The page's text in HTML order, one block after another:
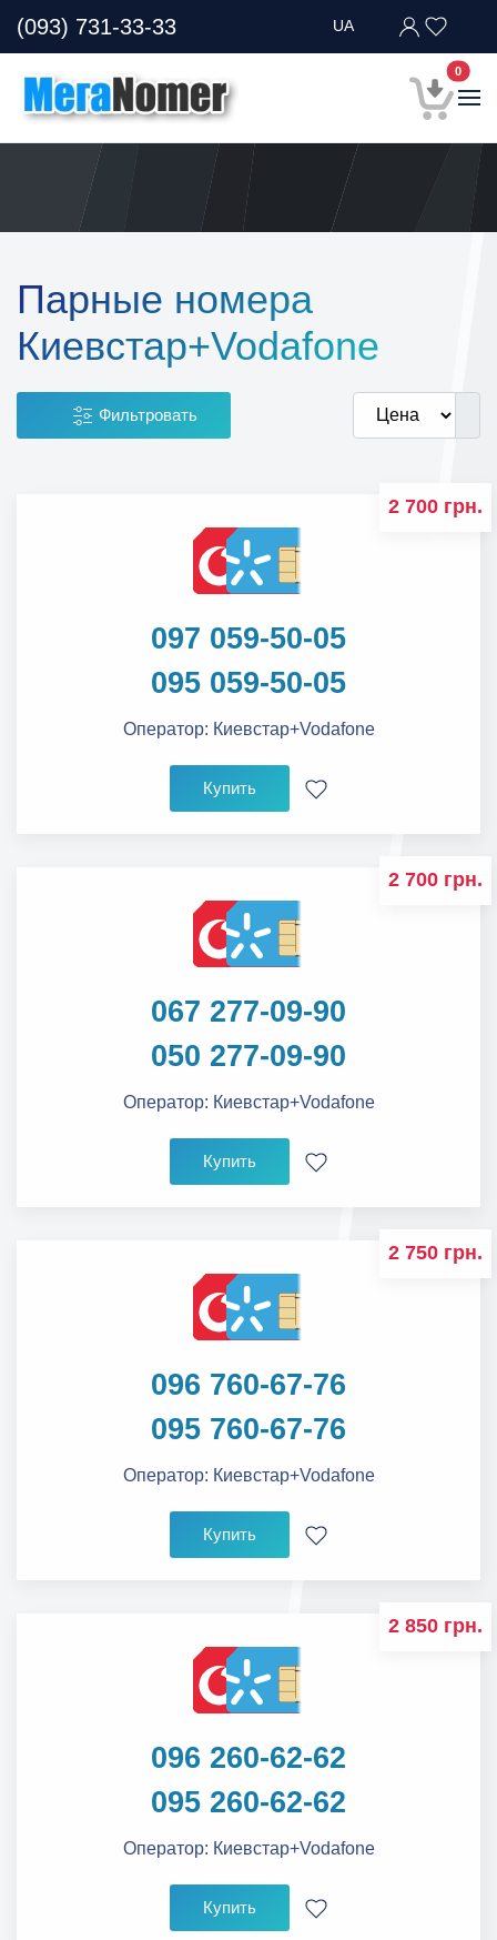
(093) 731-33-33 UA
0В
Парные номера
Киевстар+Vodafone
Фильтровать
097 059-50-05
095 059-50-05
2 700 грн.
Оператор: Киевстар+Vodafone
Купить
067 277-09-90
050 277-09-90
2 700 грн.
Оператор: Киевстар+Vodafone
Купить
096 760-67-76
095 760-67-76
2 750 грн.
Оператор: Киевстар+Vodafone
Купить
096 260-62-62
095 260-62-62
2 850 грн.
Оператор: Киевстар+Vodafone
Купить